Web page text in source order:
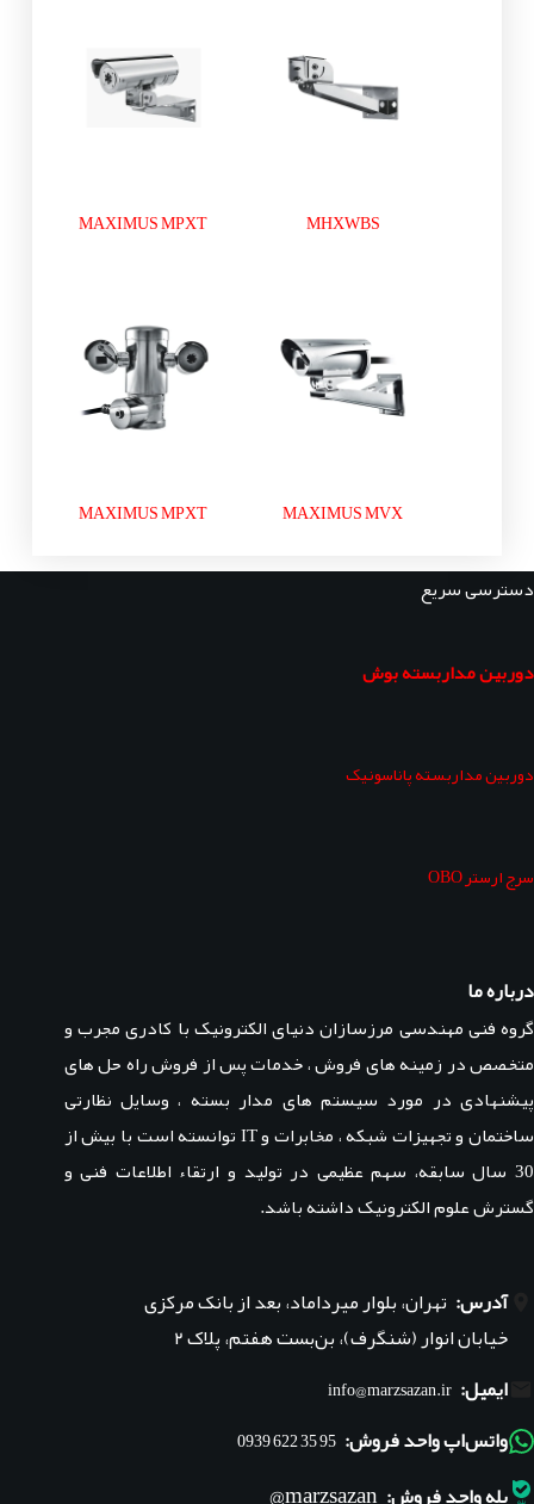
MHXWBS
MAXIMUS MPXT
MAXIMUS MVX
MAXIMUS MPXT
دسترسی سریع
دوربین مداربسته بوش
دوربین مداربسته پاناسونیک
سرج ارستر OBO
درباره ما
گروه فنی مهندسی مرزسازان دنیای الکترونیک با کادری مجرب و
متخصص در زمینه های فروش ، خدمات پس از فروش راه حل های
پیشنهادی در مورد سیستم های مدار بسته ، وسایل نظارتی
ساختمان و تجهیزات شبکه ، مخابرات و IT توانسته است با بیش از
30 سال سابقه، سهم عظیمی در تولید و ارتقاء اطلاعات فنی و
گسترش علوم الکترونیک داشته باشد.
آدرس: تهران، بلوار میرداماد، بعد از بانک مرکزی
خیابان انوار (شنگرف)، بن‌بست هفتم، پلاک ۲
ایمیل: info@marzsazan.ir
واتس‌اپ واحد فروش: 95 35 622 0939